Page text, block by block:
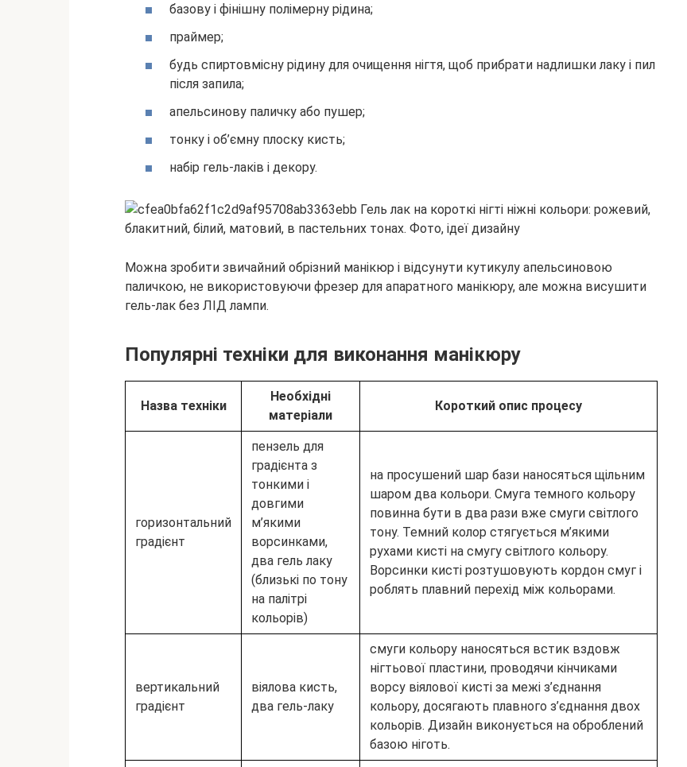
базову і фінішну полімерну рідина;
праймер;
будь спиртовмісну рідину для очищення нігтя, щоб прибрати надлишки лаку і пил
після запила;
апельсинову паличку або пушер;
тонку і об’ємну плоску кисть;
набір гель-лаків і декору.
Можна зробити звичайний обрізний манікюр і відсунути кутикулу апельсиновою
паличкою, не використовуючи фрезер для апаратного манікюру, але можна висушити
гель-лак без ЛІД лампи.
Популярні техніки для виконання манікюру
Назва техніки
Необхідні
матеріали
Короткий опис процесу
горизонтальний
градієнт
пензель для
градієнта з
тонкими і
довгими
м’якими
ворсинками,
два гель лаку
(близькі по тону
на палітрі
кольорів)
на просушений шар бази наносяться щільним
шаром два кольори. Смуга темного кольору
повинна бути в два рази вже смуги світлого
тону. Темний колор стягується м’якими
рухами кисті на смугу світлого кольору.
Ворсинки кисті розтушовують кордон смуг і
роблять плавний перехід між кольорами.
вертикальний
градієнт
віялова кисть,
два гель-лаку
смуги кольору наносяться встик вздовж
нігтьової пластини, проводячи кінчиками
ворсу віялової кисті за межі з’єднання
кольору, досягають плавного з’єднання двох
кольорів. Дизайн виконується на оброблений
базою ніготь.